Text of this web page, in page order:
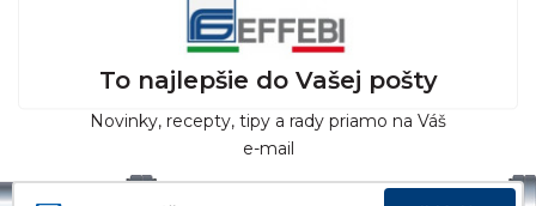
To najlepšie do Vašej pošty
Novinky, recepty, tipy a rady priamo na Váš
e-mail